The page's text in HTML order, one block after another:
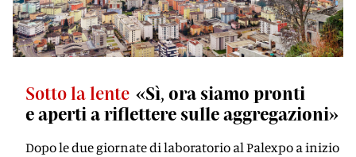
Sotto la lente «Sì, ora siamo pronti
e aperti a riﬂettere sulle aggregazioni»
Dopo le due giornate di laboratorio al Palexpo a inizio